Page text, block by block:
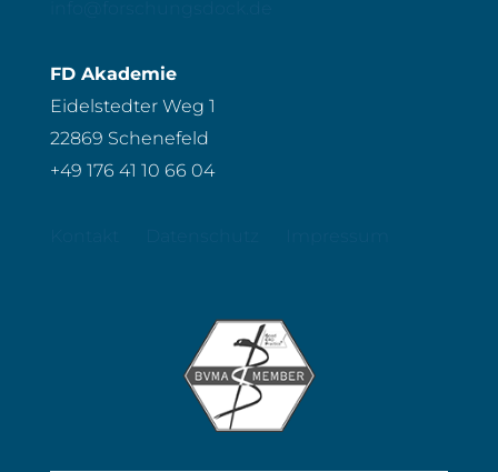
FD Akademie
Eidelstedter Weg 1
22869 Schenefeld
+49 176 41 10 66 04